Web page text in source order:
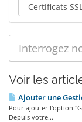
Voir les
Ajouter une
Pour ajouter l'option
Depuis votre...